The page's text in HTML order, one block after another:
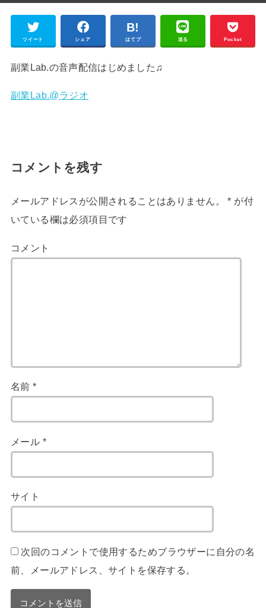
ツイート シェア はてブ 送る Pocket
副業Lab.の音声配信はじめました♫
副業Lab.@ラジオ
コメントを残す
メールアドレスが公開されることはありません。 * が付
いている欄は必須項目です
コメント
名前*
メール *
サイト
次回のコメントで使用するためブラウザーに自分の名
前、メールアドレス、サイトを保存する。